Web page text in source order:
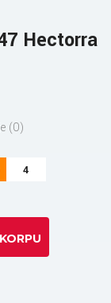
Hectorra
(0)
4